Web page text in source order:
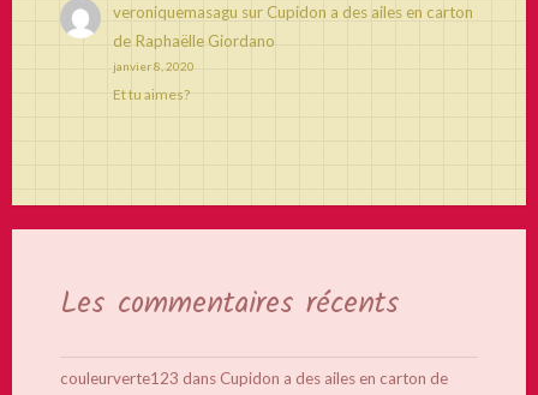
veroniquemasagu sur Cupidon a des ailes en carton
de Raphaëlle Giordano
janvier 8, 2020
Et tu aimes?
Les commentaires récents
couleurverte123 dans Cupidon a des ailes en carton de